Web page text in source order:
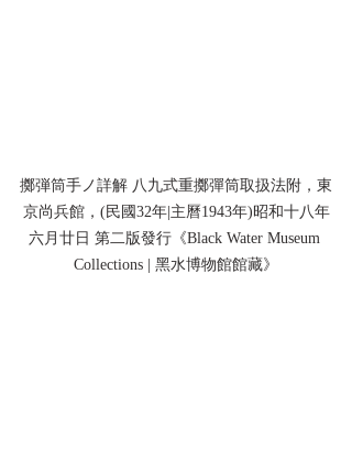
擲弾筒手ノ詳解 八九式重擲彈筒取扱法附，東
京尚兵館，(民國32年|主曆1943年)昭和十八年
六月廿日 第二版發行《Black Water Museum
Collections | 黑水博物館館藏》